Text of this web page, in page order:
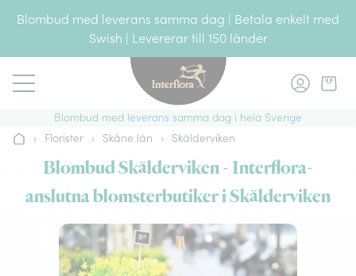
Blombud med leverans samma dag | Betala enkelt med
Swish | Levererar till 150 länder
Blombud med leverans samma dag i hela Sverige
Hem› Florister › Skåne län › Skälderviken
Blombud Skälderviken - Interflora-
anslutna blomsterbutiker i Skälderviken